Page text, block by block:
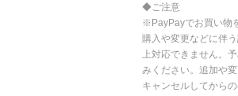
◆ご注意
※PayPayでお買い物
購入や変更などに伴
上対応できません。
みください。追加や
キャンセルしてから